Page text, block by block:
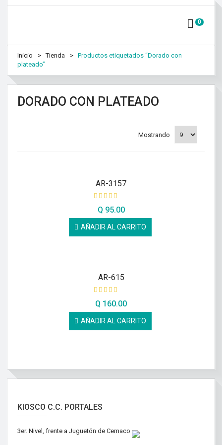
0
Inicio Tienda
Productos etiquetados “Dorado con
plateado”
DORADO CON PLATEADO
Mostrando
AR-3157
Q 95.00
AÑADIR AL CARRITO
AR-615
Q 160.00
AÑADIR AL CARRITO
KIOSCO C.C. PORTALES
3er. Nivel, frente a Juguetón de Cemaco